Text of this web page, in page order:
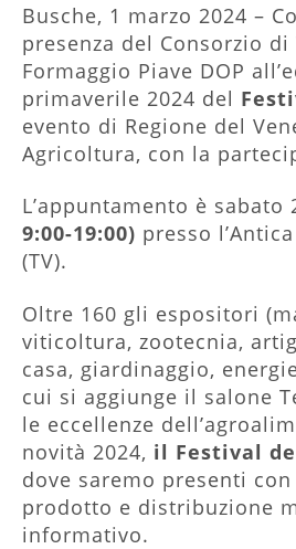
Busche, 1 marzo 2024 –
presenza del Consorzio di
Formaggio Piave DOP
primaverile 2024 del
evento di Regione del
Agricoltura, con la
L’appuntamento è sabato
9:00-19:00) presso
(TV).
Oltre 160 gli espositori
viticoltura, zootecnia,
casa, giardinaggio,
cui si aggiunge il salone
le eccellenze
novità 2024, il Festival
dove saremo presenti
prodotto e distribuzione
informativo.